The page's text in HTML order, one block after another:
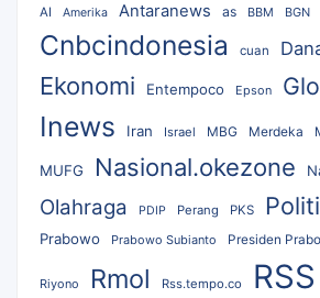
AI Amerika Antaranews as BBM BGN
Cnbcindonesia cuan
Ekonomi Entempoco Epson
Inews Iran Israel MBG Merdeka
MUFG Nasional.okezone
Olahraga PDIP Perang PKS
Prabowo Prabowo Subianto Presiden
Riyono Rmol Rss.tempo.co